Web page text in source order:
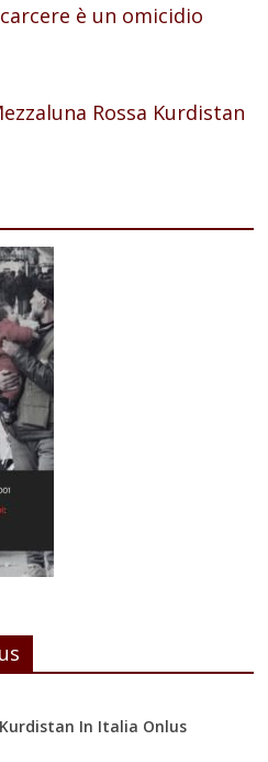
è un omicidio
Rossa Kurdistan
In Italia Onlus